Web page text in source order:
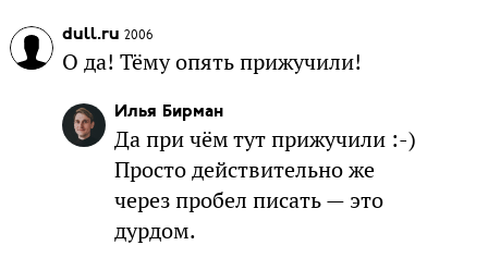
dull.ru 2006
О да! Тёму опять прижучили!
Илья Бирман
Да при чём тут прижучили :-)
Просто действительно же
через пробел писать — это
дурдом.